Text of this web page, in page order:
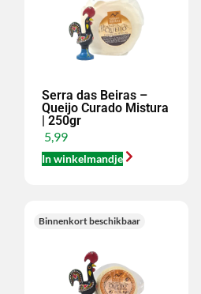
Serra das Beiras –
Queijo Curado Mistura
| 250gr
5,99
In winkelmandje
Binnenkort beschikbaar